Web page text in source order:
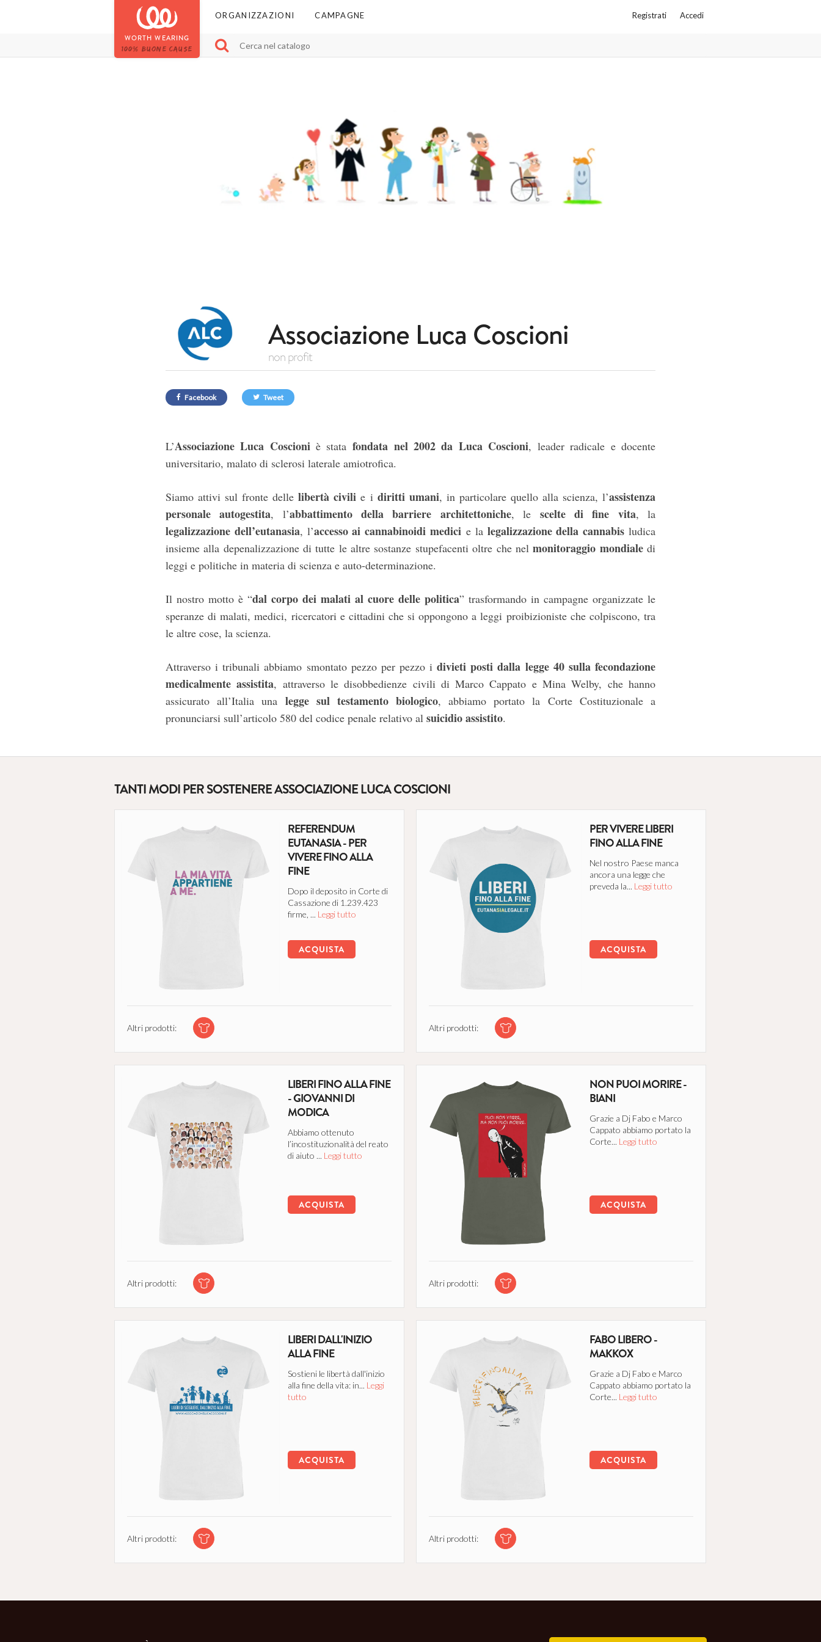
WORTH WEARING
100% BUONE CAUSE
Registrati Accedi
ORGANIZZAZIONI CAMPAGNE
Associazione Luca Coscioni
non profit
Facebook Tweet
L’Associazione Luca Coscioni è statafondata nel 2002 da Luca Coscioni,leader radicale e docente
universitario, malato di sclerosi laterale amiotrofica.
Siamo attivi sul fronte dellelibertà civili e i diritti umani, in particolare quello alla scienza, l’assistenza
personale autogestita, l’abbattimento della barriere architettoniche, le scelte di fine vita, la
legalizzazione dell’eutanasia, l’accesso ai cannabinoidi medici e la legalizzazione della cannabis ludica
insieme alla depenalizzazione di tutte le altre sostanze stupefacenti oltre che nelmonitoraggio mondialedi
leggi e politiche in materia di scienza e auto-determinazione.
Il nostro motto è “dal corpo dei malati al cuore delle politica” trasformando in campagne organizzate le
speranze di malati, medici, ricercatori e cittadini che si oppongono a leggi proibizioniste che colpiscono, tra
le altre cose, la scienza.
Attraverso i tribunali abbiamo smontato pezzo per pezzo idivieti posti dalla legge 40 sulla fecondazione
medicalmente assistita, attraverso le disobbedienze civili di Marco Cappato e Mina Welby, che hanno
assicurato all’Italia una legge sul testamento biologico, abbiamo portato la Corte Costituzionale a
pronunciarsi sull’articolo 580 del codice penale relativo alsuicidio assistito.
TANTI MODI PER SOSTENERE ASSOCIAZIONE LUCA COSCIONI
REFERENDUM
EUTANASIA - PER
VIVERE FINO ALLA
FINE
Dopo il deposito in Corte di
Cassazione di 1.239.423
firme, ... Leggi tutto
ACQUISTA
Altri prodotti:
PER VIVERE LIBERI
FINO ALLA FINE
Nel nostro Paese manca
ancora una legge che
preveda la... Leggi tutto
ACQUISTA
Altri prodotti:
LIBERI FINO ALLA FINE
- GIOVANNI DI
MODICA
Abbiamo ottenuto
l’incostituzionalità del reato
di aiuto ... Leggi tutto
ACQUISTA
Altri prodotti:
NON PUOI MORIRE -
BIANI
Grazie a Dj Fabo e Marco
Cappato abbiamo portato la
Corte... Leggi tutto
ACQUISTA
Altri prodotti:
LIBERI DALL'INIZIO
ALLA FINE
Sostieni le libertà dall'inizio
alla fine della vita: in... Leggi
tutto
ACQUISTA
Altri prodotti:
FABO LIBERO -
MAKKOX
Grazie a Dj Fabo e Marco
Cappato abbiamo portato la
Corte... Leggi tutto
ACQUISTA
Altri prodotti: